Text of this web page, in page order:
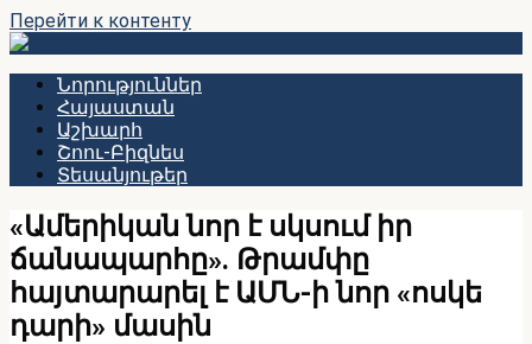
Перейти к контенту
Նորություններ
Հայաստան
Աշխարհ
Շոու-Բիզնես
Տեսանյութեր
«Ամերիկան նոր է սկսում իր
ճանապարհը». Թրամփը
հայտարարել է ԱՄՆ-ի նոր «ոսկե
դարի» մասին